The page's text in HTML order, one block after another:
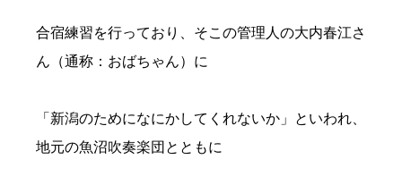
合宿練習を行っており、そこの管理人の大内春江さ
ん（通称：おばちゃん）に
「新潟のためになにかしてくれないか」といわれ、
地元の魚沼吹奏楽団とともに